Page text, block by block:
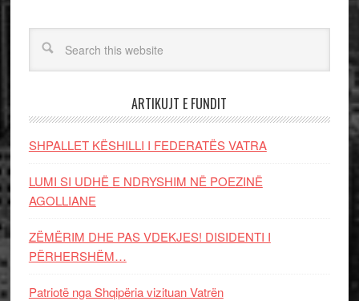
ARTIKUJT E FUNDIT
SHPALLET KËSHILLI I FEDERATËS VATRA
LUMI SI UDHË E NDRYSHIM NË POEZINË
AGOLLIANE
ZËMËRIM DHE PAS VDEKJES! DISIDENTI I
PËRHERSHËM…
Patriotë nga Shqipëria vizituan Vatrën